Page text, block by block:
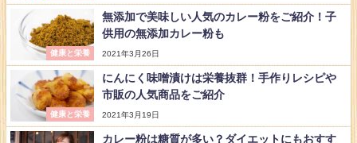
健康と栄養
無添加で美味しい人気のカレー粉をご紹介！子
供用の無添加カレー粉も
2021年3月26日
健康と栄養
にんにく味噌漬けは栄養抜群！手作りレシピや
市販の人気商品をご紹介
2021年3月19日
カレー粉は糖質が多い？ダイエットにもおすす